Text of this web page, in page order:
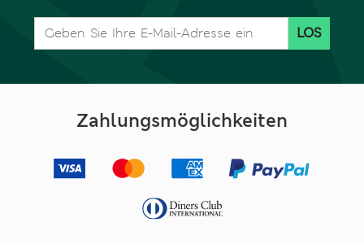
LOS
Zahlungsmöglichkeiten